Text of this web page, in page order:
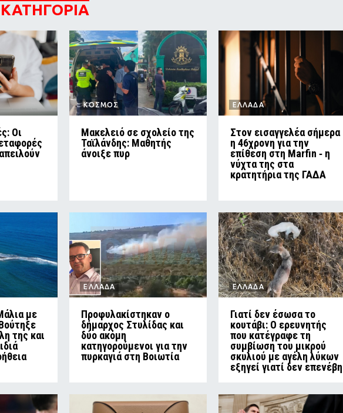
ΚΑΤΗΓΟΡΙΑ
Οι
ΚΟΣΜΟΣ
Μακελειό σε σχολείο της
Ταϊλάνδης: Μαθητής
άνοιξε πυρ
ΕΛΛΑΔΑ
Στον εισαγγελέα σήμερα
η 46χρονη για την
επίθεση στη Marfin ‑ η
νύχτα της στα
κρατητήρια της ΓΑΔΑ
με
της και
ΕΛΛΑΔΑ
Προφυλακίστηκαν ο
δήμαρχος Στυλίδας και
δύο ακόμη
κατηγορούμενοι για την
πυρκαγιά στη Βοιωτία
ΕΛΛΑΔΑ
Γιατί δεν έσωσα το
κουτάβι: Ο ερευνητής
που κατέγραφε τη
συμβίωση του μικρού
σκυλιού με αγέλη λύκων
εξηγεί γιατί δεν επενέβη